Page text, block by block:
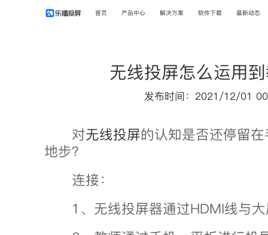
首页 产品中心 解决方案 软件下载 最新动态
无线投屏怎么运用
发布时间：2021/12/01
对无线投屏的认知是否还停留
地步？
连接：
1、无线投屏器通过HDMI线与大